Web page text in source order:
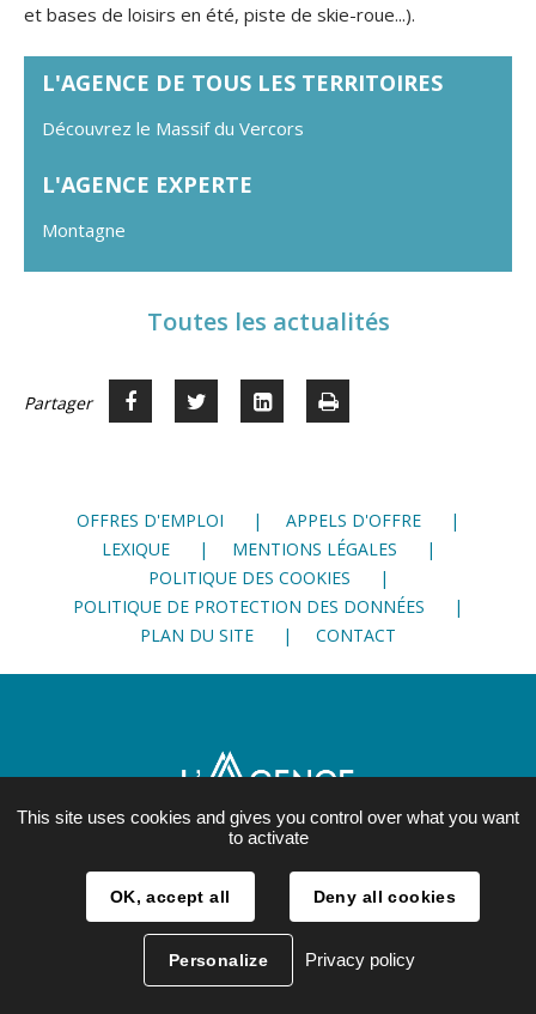
et bases de loisirs en été, piste de skie-roue...).
L'AGENCE DE TOUS LES TERRITOIRES
Découvrez le Massif du Vercors
L'AGENCE EXPERTE
Montagne
Toutes les actualités
Partager Partager
Partager
Voir
Imprimer
OFFRES D'EMPLOI
APPELS D'OFFRE
LEXIQUE
MENTIONS LÉGALES
POLITIQUE DES COOKIES
POLITIQUE DE PROTECTION DES DONNÉES
PLAN DU SITE
CONTACT
38 000 Grenoble
04 76 28 86 00
This site uses cookies and gives you control over what you want
to activate
OK, accept all Deny all cookies
Personalize Privacy policy